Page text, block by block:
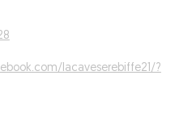
lacaveserebiffe21/?